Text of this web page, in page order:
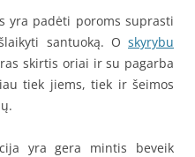
yra padėti poroms suprasti
santuoką. O skyrybu
skirtis oriai ir su pagarba
tiek jiems, tiek ir šeimos
yra gera mintis beveik